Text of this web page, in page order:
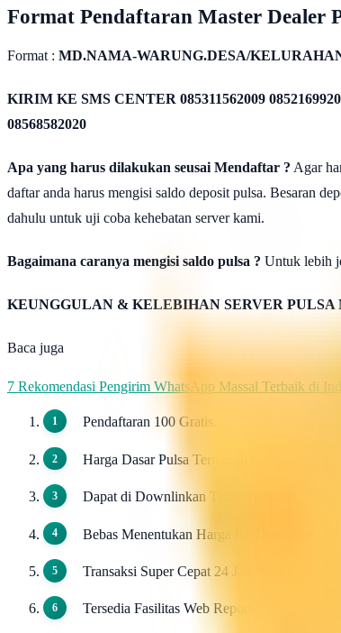
Format Pendaftaran Master Dealer
Format : MD.NAMA-WARUNG.DESA/
KIRIM KE SMS CENTER 085311562009
08568582020
Apa yang harus dilakukan seusai Mendaftar ? Agar
daftar anda harus mengisi saldo deposit pulsa. Besaran
dahulu untuk uji coba kehebatan server kami.
Bagaimana caranya mengisi saldo pulsa ? Untuk lebih
KEUNGGULAN & KELEBIHAN SERVER PULSA
Baca juga
7 Rekomendasi Pengirim WhatsApp Massal Terbaik di
Pendaftaran 100 Gratis.
Harga Dasar Pulsa Termurah / Grosir.
Dapat di Downlinkan Tidak Terbatas.
Bebas Menentukan Harga Ke Downline.
Transaksi Super Cepat 24 Jam Non Stop.
Tersedia Fasilitas Web Report.